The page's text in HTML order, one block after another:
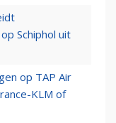
Schiphol uit
op TAP Air
KLM of